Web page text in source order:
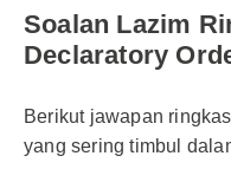
Soalan Lazim
Declaratory
Berikut jawapan
yang sering timbul